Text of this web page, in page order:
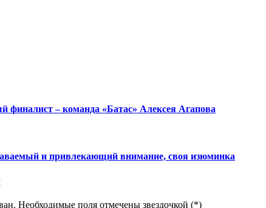
финалист – команда «Батас» Алексея Агапова
и привлекающий внимание, своя изюминка
Необходимые поля отмечены звездочкой (*)